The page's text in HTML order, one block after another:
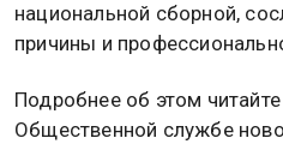
национальной сборной,
причины и
Подробнее об этом
Общественной службе